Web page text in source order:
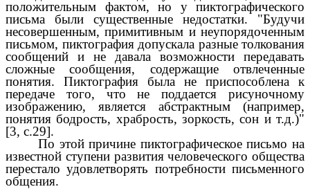
положительным фактом, но у пиктографического
письма были существенные недостатки. "Будучи
несовершенным, примитивным и неупорядоченным
письмом, пиктография допускала разные толкования
сообщений и не давала возможности передавать
сложные сообщения, содержащие отвлеченные
понятия. Пиктография была не приспособлена к
передаче того, что не поддается рисуночному
изображению, является абстрактным (например,
понятия бодрость, храбрость, зоркость, сон и т.д.)"
[3, с.29].
По этой причине пиктографическое письмо на
известной ступени развития человеческого общества
перестало удовлетворять потребности письменного
общения.